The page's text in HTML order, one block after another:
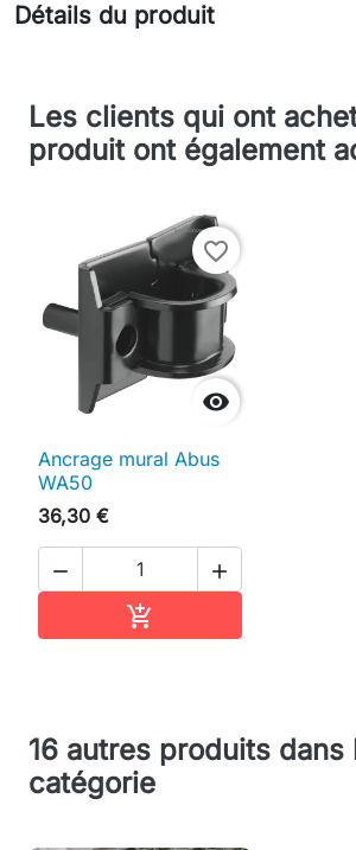
Détails du produit
Les clients qui ont
produit ont également

favorite_border
Ancrage mural Abus
WA50
36,30 €
 

16 autres produits dans
catégorie